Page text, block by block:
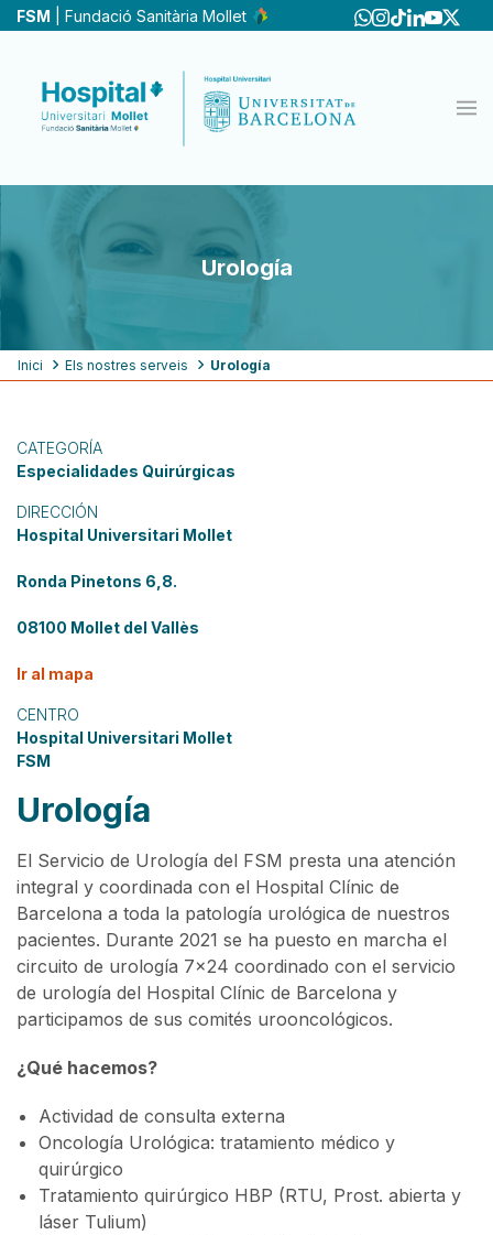
Pasar
principal
FSM | Fundació Sanitària Mollet
Urología
Ruta
navegación
Inici Els nostres serveis Urología
CATEGORÍA
Especialidades Quirúrgicas
DIRECCIÓN
Hospital Universitari Mollet
Ronda Pinetons 6,8.
08100 Mollet del Vallès
Ir al mapa
CENTRO
Hospital Universitari Mollet
FSM
Urología
El Servicio de Urología del FSM presta una atención
integral y coordinada con el Hospital Clínic de
Barcelona a toda la patología urológica de nuestros
pacientes. Durante 2021 se ha puesto en marcha el
circuito de urología 7x24 coordinado con el servicio
de urología del Hospital Clínic de Barcelona y
participamos de sus comités urooncológicos.
¿Qué hacemos?
Actividad de consulta externa
Oncología Urológica: tratamiento médico y
quirúrgico
Tratamiento quirúrgico HBP (RTU, Prost. abierta y
láser Tulium)